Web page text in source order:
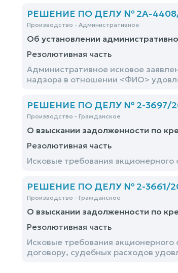
РЕШЕНИЕ ПО ДЕЛУ № 2А-4408/
Производство - Административное
Об установлении
Резолютивная часть
Административное исковое
надзора в отношении <ФИО>
РЕШЕНИЕ ПО ДЕЛУ № 2-3697/
Производство - Гражданское
О взыскании задолженности по
Резолютивная часть
Исковые требования
РЕШЕНИЕ ПО ДЕЛУ № 2-3661/
Производство - Гражданское
О взыскании задолженности по
Резолютивная часть
Исковые требования
договору, судебных расходов